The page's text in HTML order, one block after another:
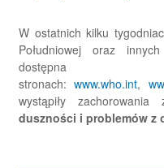
W ostatnich kilku
Południowej oraz
stronach:www.who.int,
wystąpiły
duszności i problemów z